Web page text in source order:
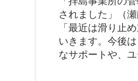
されました」（瀬
「最近は滑り止
いきます。今後
なサポートや、